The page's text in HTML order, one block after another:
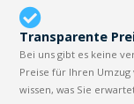
Transparente
Bei uns gibt es keine
Preise für Ihren Umzug
wissen, was Sie